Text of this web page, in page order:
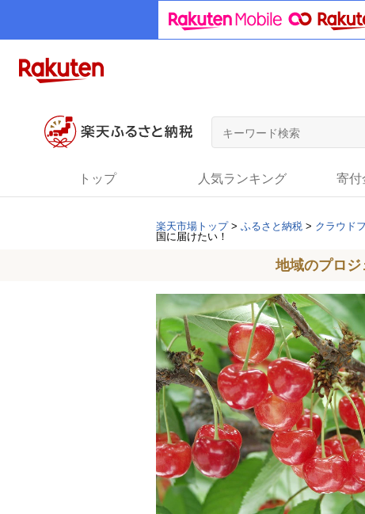
トップ 人気ランキング 寄付
楽天市場トップ> ふるさと納税 > クラウド
国に届けたい！
地域のプロ